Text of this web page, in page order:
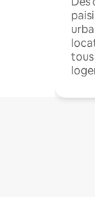
tous